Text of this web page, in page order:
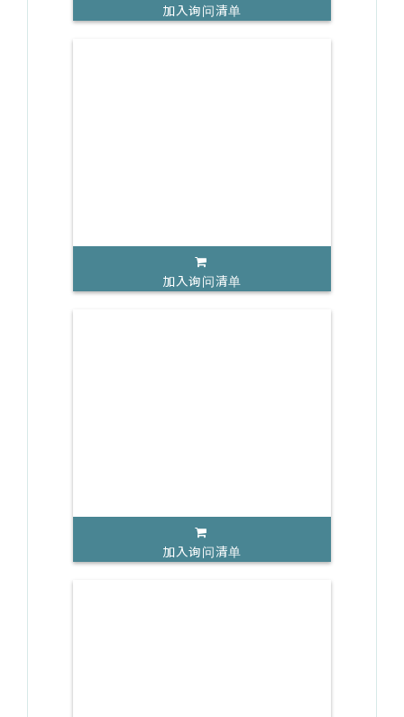
加入询问清单
加入询问清单
加入询问清单